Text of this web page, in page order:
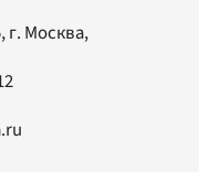
, г. Москва,